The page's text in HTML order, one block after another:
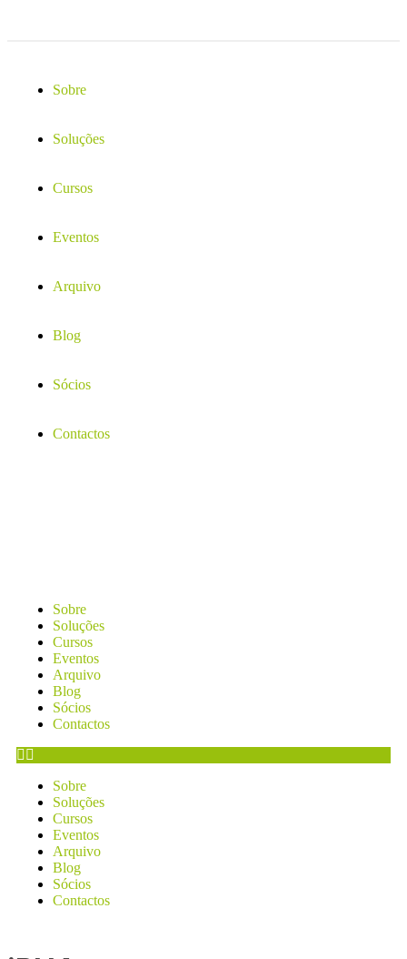
Sobre
Soluções
Cursos
Eventos
Arquivo
Blog
Sócios
Contactos
Sobre
Soluções
Cursos
Eventos
Arquivo
Blog
Sócios
Contactos
Sobre
Soluções
Cursos
Eventos
Arquivo
Blog
Sócios
Contactos